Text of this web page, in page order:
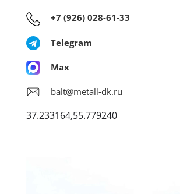
+7 (926) 028-61-33
Telegram
Max
balt@metall-dk.ru
37.233164,55.779240